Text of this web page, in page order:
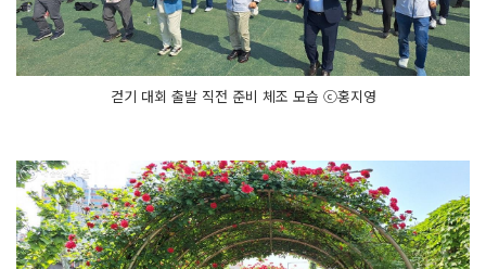
걷기 대회 출발 직전 준비 체조 모습 ⓒ홍지영